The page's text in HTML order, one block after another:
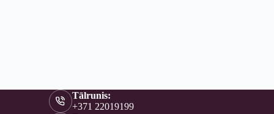
Tālrunis:
+371 22019199